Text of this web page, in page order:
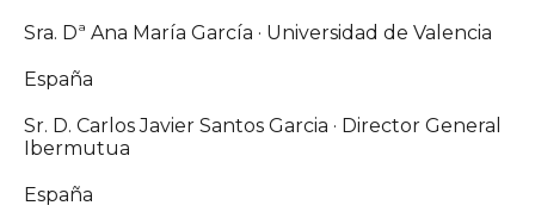
Sra. Dª Ana María García · Universidad de Valencia
España
Sr. D. Carlos Javier Santos Garcia · Director General
Ibermutua
España